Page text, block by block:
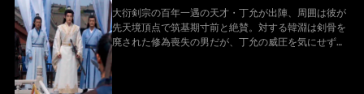
大衍剣宗の百年一遇の天才・丁允が出陣、周囲は彼が
先天境頂点で筑基期寸前と絶賛。対する韓淵は剣骨を
廃された修為喪失の男だが、丁允の威圧を気にせず豚